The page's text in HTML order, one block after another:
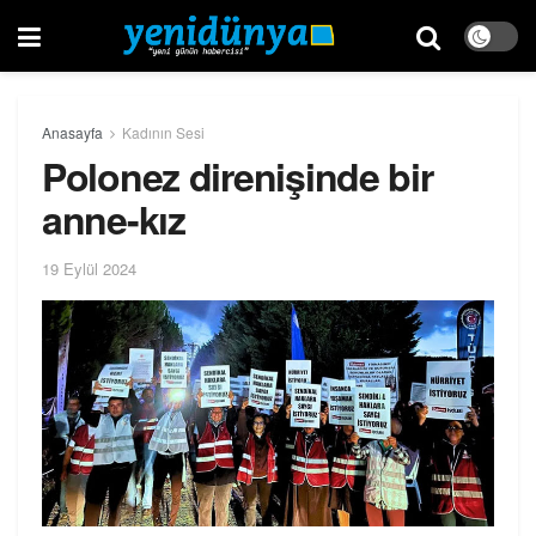
Anasayfa Kadının Sesi
Polonez direnişinde bir
anne-kız
19 Eylül 2024